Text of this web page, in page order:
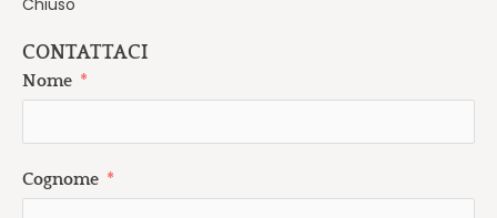
CONTATTACI
Nome
Cognome